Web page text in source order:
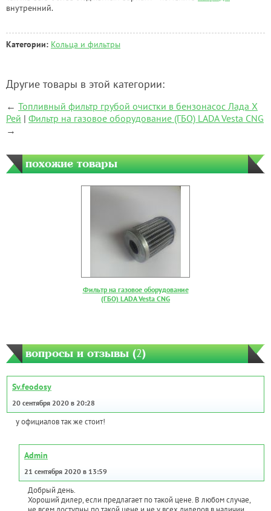
внутренний.
Категории: Кольца и фильтры
Другие товары в этой категории:
← Топливный фильтр грубой очистки в бензонасос Лада Х
Рей | Фильтр на газовое оборудование (ГБО) LADA Vesta CNG
→
похожие товары
Фильтр на газовое оборудование
(ГБО) LADA Vesta CNG
вопросы и отзывы (2)
Sv.feodosy
20 сентября 2020 в 20:28
у официалов так же стоит!
Admin
21 сентября 2020 в 13:59
Добрый день.
Хороший дилер, если предлагает по такой цене. В любом случае,